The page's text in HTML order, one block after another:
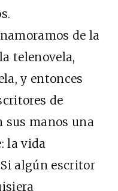
de la
telenovela,
y entonces
de
sus manos una
la vida
algún escritor